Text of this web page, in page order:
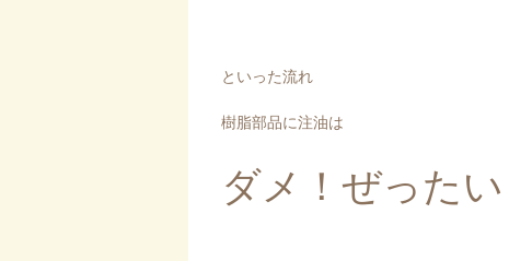
といった流れ
樹脂部品に注油は
ダメ！ぜったい